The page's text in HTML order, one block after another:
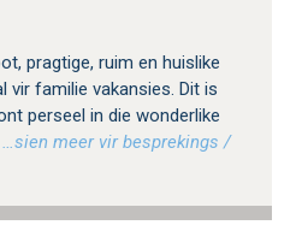
pragtige, ruim en huislike
vir familie vakansies. Dit is
perseel in die wonderlike
…sien meer vir besprekings /